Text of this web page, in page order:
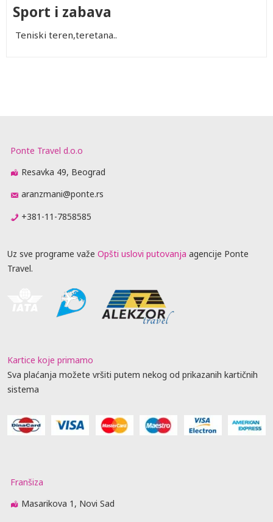
Sport i zabava
Teniski teren,teretana..
Ponte Travel d.o.o
Resavka 49, Beograd
aranzmani@ponte.rs
+381-11-7858585
Uz sve programe važe Opšti uslovi putovanja agencije Ponte
Travel.
Kartice koje primamo
Sva plaćanja možete vršiti putem nekog od prikazanih kartičnih
sistema
Franšiza
Masarikova 1, Novi Sad